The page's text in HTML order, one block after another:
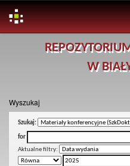
W
Wyszukaj
Szukaj:
for
Aktualne filtry: